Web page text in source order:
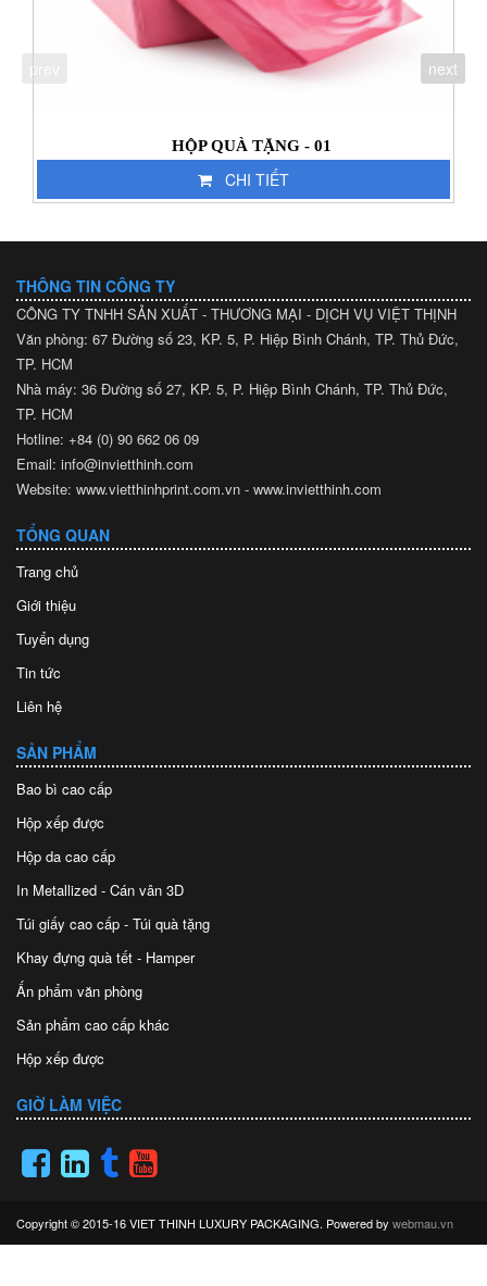
HỘP QUÀ TẶNG - 01
CHI TIẾT
next
THÔNG TIN CÔNG TY
CÔNG TY TNHH SẢN XUẤT - THƯƠNG MẠI - DỊCH VỤ VIỆT THỊNH
Văn phòng: 67 Đường số 23, KP. 5, P. Hiệp Bình Chánh, TP. Thủ Đức,
TP. HCM
Nhà máy: 36 Đường số 27, KP. 5, P. Hiệp Bình Chánh, TP. Thủ Đức,
TP. HCM
Hotline: +84 (0) 90 662 06 09
Email: info@invietthinh.com
Website: www.vietthinhprint.com.vn - www.invietthinh.com
TỔNG QUAN
Trang chủ
Giới thiệu
Tuyển dụng
Tin tức
Liên hệ
SẢN PHẨM
Bao bì cao cấp
Hộp xếp được
Hộp da cao cấp
In Metallized - Cán vân 3D
Túi giấy cao cấp - Túi quà tặng
Khay đựng quà tết - Hamper
Ấn phẩm văn phòng
Sản phẩm cao cấp khác
Hộp xếp được
GIỜ LÀM VIỆC
Copyright © 2015-16 VIET THINH LUXURY PACKAGING. Powered by webmau.vn